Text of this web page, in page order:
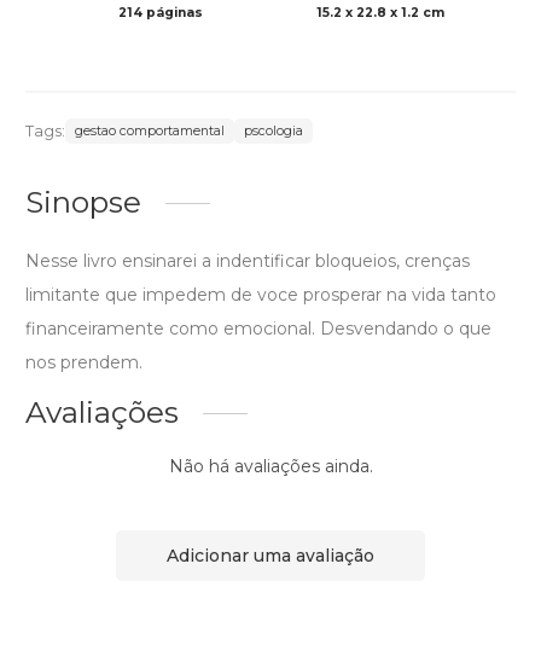
214 páginas 15.2 x 22.8 x 1.2 cm
Tags: gestao comportamental pscologia
Sinopse
Nesse livro ensinarei a indentificar bloqueios, crenças
limitante que impedem de voce prosperar na vida tanto
financeiramente como emocional. Desvendando o que
nos prendem.
Avaliações
Não há avaliações ainda.
Adicionar uma avaliação